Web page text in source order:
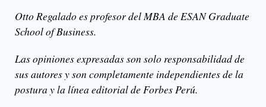
Otto Regalado es profesor del MBA de ESAN Graduate
School of Business.
Las opiniones expresadas son solo responsabilidad de
sus autores y son completamente independientes de la
postura y la línea editorial de Forbes Perú.